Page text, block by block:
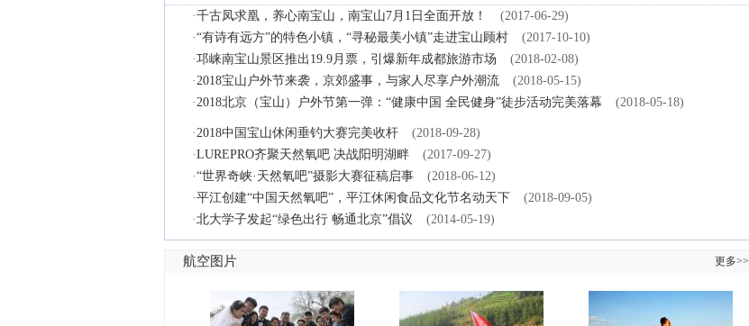
·千古凤求凰，养心南宝山，南宝山7月1日全面开放！
(2017-06-29)
·“有诗有远方”的特色小镇，“寻秘最美小镇”走进宝山顾村
(2017-10-10)
·邛崃南宝山景区推出19.9月票，引爆新年成都旅游市场
(2018-02-08)
·2018宝山户外节来袭，京郊盛事，与家人尽享户外潮流
(2018-05-15)
·2018北京（宝山）户外节第一弹：“健康中国 全民健身”徒步活动完美落幕 (2018-05-18)
·2018中国宝山休闲垂钓大赛完美收杆
(2018-09-28)
·LUREPRO齐聚天然氧吧 决战阳明湖畔
(2017-09-27)
·“世界奇峡·天然氧吧”摄影大赛征稿启事
(2018-06-12)
·平江创建“中国天然氧吧”，平江休闲食品文化节名动天下
(2018-09-05)
·北大学子发起“绿色出行 畅通北京”倡议 (2014-05-19)
航空图片 更多>>